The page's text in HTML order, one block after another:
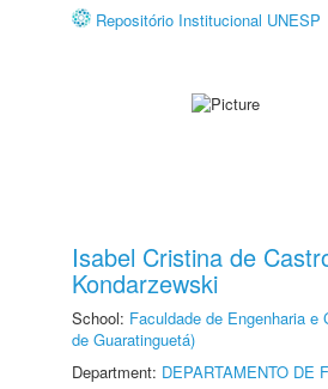
Repositório Institucional UNESP
Isabel Cristina de
Kondarzewski
School: Faculdade de Engenharia e
de Guaratinguetá)
Department: DEPARTAMENTO DE